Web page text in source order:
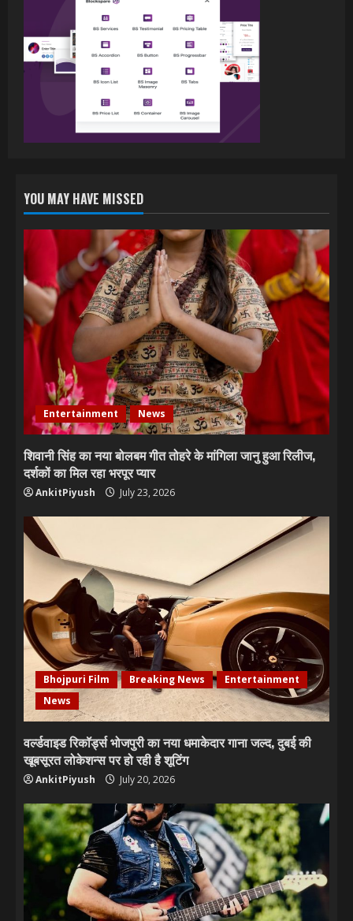
नेहा म्यूजिक वर्ल्ड पर रिलीज हुआ भोजपुरी गीत
जिंदगी जियल छोड़ देहब, दर्शकों का मिल रहा भरपूर
प्यार
July 6, 2026
YOU MAY HAVE MISSED
Entertainment News
शिवानी सिंह का नया बोलबम गीत तोहरे के मांगिला जानु हुआ रिलीज,
दर्शकों का मिल रहा भरपूर प्यार
AnkitPiyush July 23, 2026
Bhojpuri Film Breaking News
Entertainment
News
वर्ल्डवाइड रिकॉर्ड्स भोजपुरी का नया धमाकेदार गाना जल्द, दुबई की
खूबसूरत लोकेशन्स पर हो रही है शूटिंग
AnkitPiyush July 20, 2026